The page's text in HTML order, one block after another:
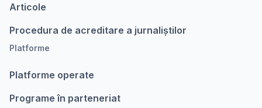
Articole
Procedura de acreditare a jurnaliștilor
Platforme
Platforme operate
Programe în parteneriat